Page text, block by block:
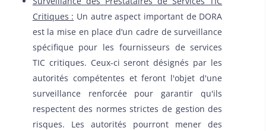
Critiques : Un autre aspect important de DORA
est la mise en place d’un cadre de surveillance
spécifique pour les fournisseurs de services
TIC critiques. Ceux-ci seront désignés par les
autorités compétentes et feront l'objet d'une
surveillance renforcée pour garantir qu'ils
respectent des normes strictes de gestion des
risques. Les autorités pourront mener des